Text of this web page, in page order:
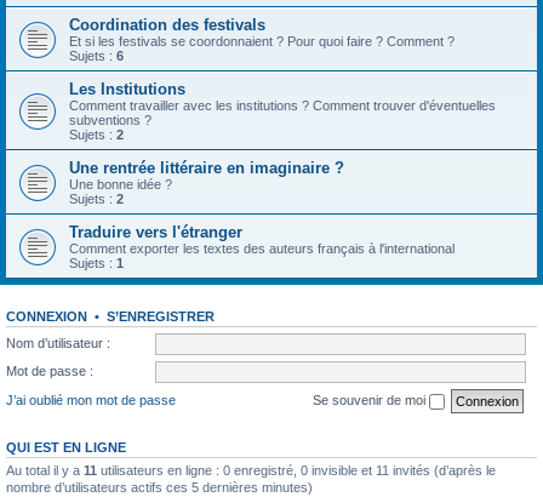
Coordination des festivals
Et si les festivals se coordonnaient ? Pour quoi faire ? Comment ?
Sujets : 6
Les Institutions
Comment travailler avec les institutions ? Comment trouver d'éventuelles
subventions ?
Sujets : 2
Une rentrée littéraire en imaginaire ?
Une bonne idée ?
Sujets : 2
Traduire vers l'étranger
Comment exporter les textes des auteurs français à l'international
Sujets : 1
CONNEXION • S’ENREGISTRER
Nom d’utilisateur :
Mot de passe :
J’ai oublié mon mot de passe
Se souvenir de moi
QUI EST EN LIGNE
Au total il y a 11 utilisateurs en ligne : 0 enregistré, 0 invisible et 11 invités (d’après le
nombre d’utilisateurs actifs ces 5 dernières minutes)